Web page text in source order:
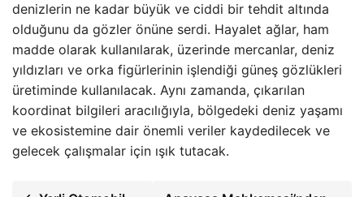
denizlerin ne kadar büyük ve ciddi bir tehdit altında
olduğunu da gözler önüne serdi. Hayalet ağlar, ham
madde olarak kullanılarak, üzerinde mercanlar, deniz
yıldızları ve orka figürlerinin işlendiği güneş gözlükleri
üretiminde kullanılacak. Aynı zamanda, çıkarılan
koordinat bilgileri aracılığıyla, bölgedeki deniz yaşamı
ve ekosistemine dair önemli veriler kaydedilecek ve
gelecek çalışmalar için ışık tutacak.